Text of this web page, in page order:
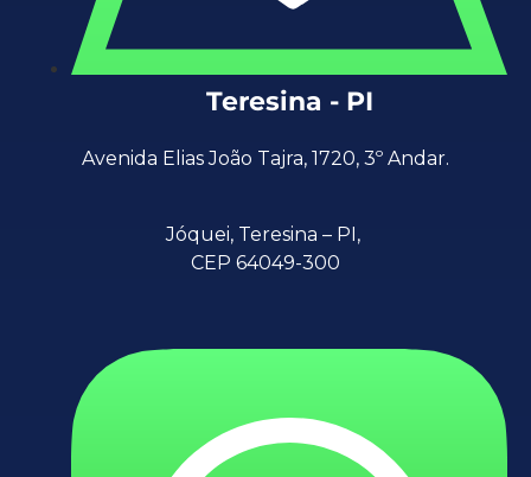
Teresina - PI
Avenida Elias João Tajra, 1720, 3º Andar.
Jóquei, Teresina – PI,
CEP 64049-300